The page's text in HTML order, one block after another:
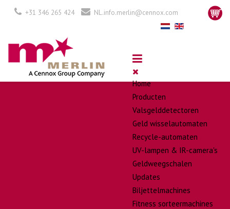
+31 346 265 424 NL.info.merlin@cennox.com
Home
Producten
Valsgelddetectoren
Geld wisselautomaten
Recycle-automaten
UV-lampen & IR-camera's
Geldweegschalen
Updates
Biljettelmachines
Fitness sorteermachines